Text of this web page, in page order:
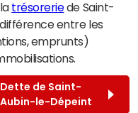
trésoreriede Saint-
entre les
emprunts)
Dette de Saint-
Aubin-le-Dépeint